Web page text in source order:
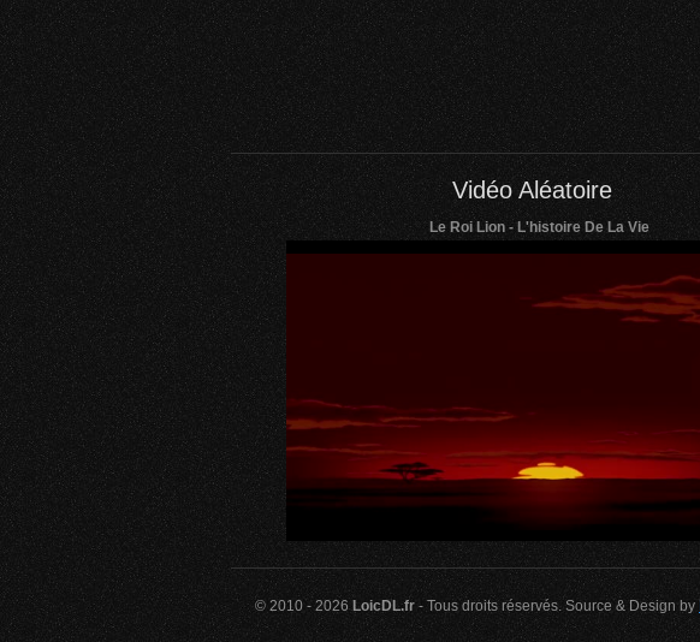
Vidéo Aléatoire
Le Roi Lion - L'histoire De La Vie
© 2010 - 2026LoicDL.fr - Tous droits réservés. Source & Design by